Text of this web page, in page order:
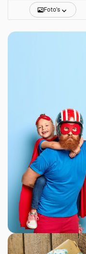
Foto's